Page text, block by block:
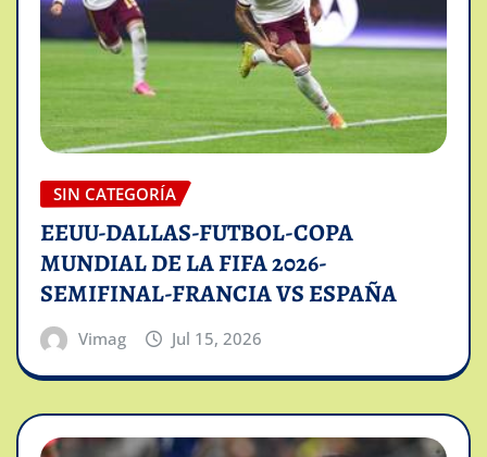
SIN CATEGORÍA
EEUU-DALLAS-FUTBOL-COPA
MUNDIAL DE LA FIFA 2026-
SEMIFINAL-FRANCIA VS ESPAÑA
Vimag Jul 15, 2026